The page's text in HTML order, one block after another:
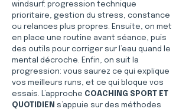
windsurf: progression technique
prioritaire, gestion du stress, constance
ou relances plus propres. Ensuite, on met
en place une routine avant séance, puis
des outils pour corriger sur l’eau quand le
mental décroche. Enfin, on suit la
progression: vous saurez ce qui explique
vos meilleurs runs, et ce qui bloque vos
essais. L’approche COACHING SPORT ET
QUOTIDIEN s’appuie sur des méthodes